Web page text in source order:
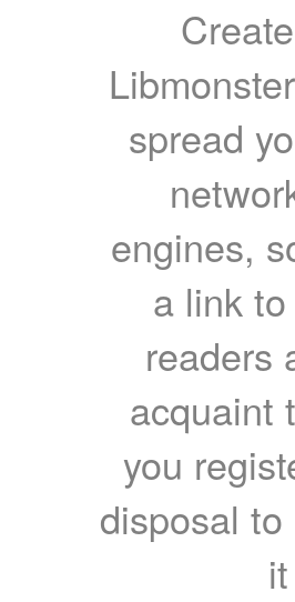
spread
engines,
a link
readers
acquaint
you
disposal